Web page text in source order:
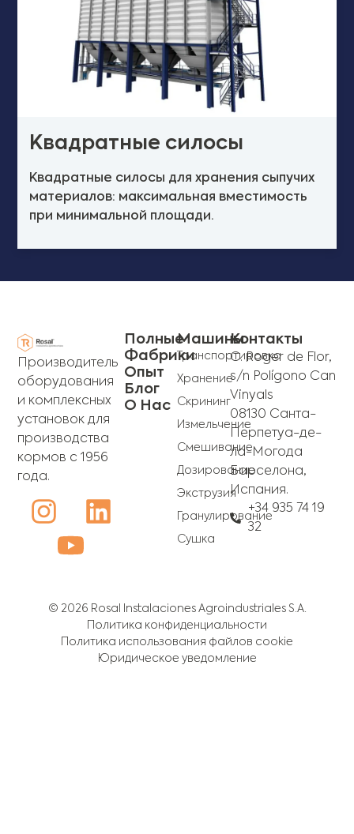
Квадратные силосы
Квадратные силосы для хранения сыпучих
материалов: максимальная вместимость
при минимальной площади.
Производитель
оборудования
и комплексных
установок для
производства
кормов с 1956
года.
Машины
Транспортировка
Хранение
Скрининг
Измельчение
Смешивание
Дозирование
Экструзия
Гранулирование
Сушка
Полные
Фабрики
Опыт
Блог
О Нас
Контакты
C. Roger de Flor,
s/n Polígono Can
Vinyals
08130 Санта-
Перпетуа-де-
ла-Могода
Барселона,
Испания.
+34 935 74 19
32
© 2026 Rosal Instalaciones Agroindustriales S.A.
Политика конфиденциальности
Политика использования файлов cookie
Юридическое уведомление